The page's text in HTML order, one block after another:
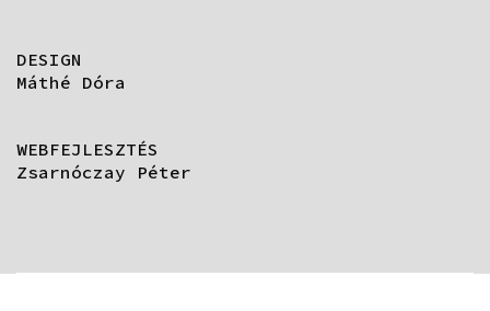
DESIGN
Máthé Dóra
WEBFEJLESZTÉS
Zsarnóczay Péter